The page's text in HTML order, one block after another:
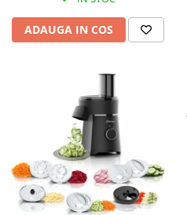
ADAUGA IN COS